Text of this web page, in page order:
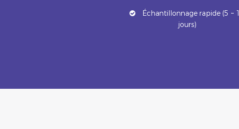
Échantillonnage rapide (5 ~
jours)